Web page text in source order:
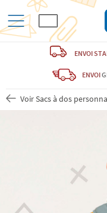
ENVOI
ENVOI
Voir Sacs à dos